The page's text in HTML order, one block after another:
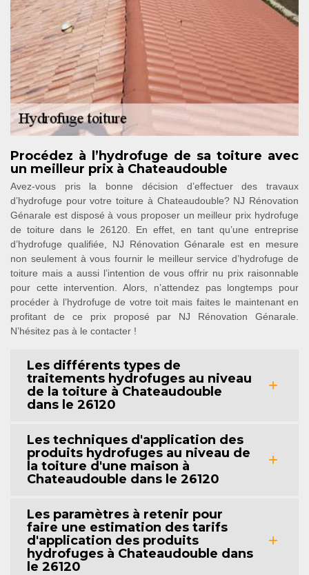
Procédez à l’hydrofuge de sa toiture avec
un meilleur prix à Chateaudouble
Avez-vous pris la bonne décision d’effectuer des travaux
d’hydrofuge pour votre toiture à Chateaudouble? NJ Rénovation
Génarale est disposé à vous proposer un meilleur prix hydrofuge
de toiture dans le 26120. En effet, en tant qu’une entreprise
d’hydrofuge qualifiée, NJ Rénovation Génarale est en mesure
non seulement à vous fournir le meilleur service d’hydrofuge de
toiture mais a aussi l’intention de vous offrir nu prix raisonnable
pour cette intervention. Alors, n’attendez pas longtemps pour
procéder à l’hydrofuge de votre toit mais faites le maintenant en
profitant de ce prix proposé par NJ Rénovation Génarale.
N’hésitez pas à le contacter !
Les différents types de
traitements hydrofuges au niveau
de la toiture à Chateaudouble
dans le 26120
Les techniques d'application des
produits hydrofuges au niveau de
la toiture d'une maison à
Chateaudouble dans le 26120
Les paramètres à retenir pour
faire une estimation des tarifs
d'application des produits
hydrofuges à Chateaudouble dans
le 26120